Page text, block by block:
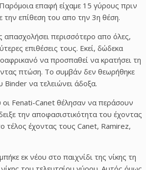
επαφή είχαμε 15 γύρους πριν
επίθεση του απο την 3η θέση.
απασχολήσει περισσότερο απο όλες,
επιθέσεις τους. Εκεί, δώδεκα
να προσπαθεί να κρατήσει τη
πτώση. Το συμβάν δεν θεωρήθηκε
να τελειώνει άδοξα.
Fenati-Canet θέλησαν να περάσουν
την αποφασιστικότητα του έχοντας
τέλος έχοντας τους Canet, Ramirez,
εκ νέου στο παιχνίδι της νίκης τη